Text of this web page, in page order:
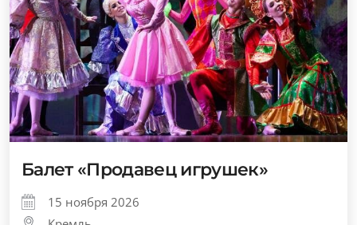
Балет «Продавец игрушек»
15 ноября 2026